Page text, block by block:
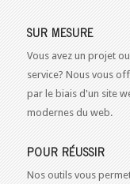
SUR MESURE
Vous avez un projet
service? Nous vous
par le biais d'un site
modernes du web.
POUR RÉUSSIR
Nos outils vous